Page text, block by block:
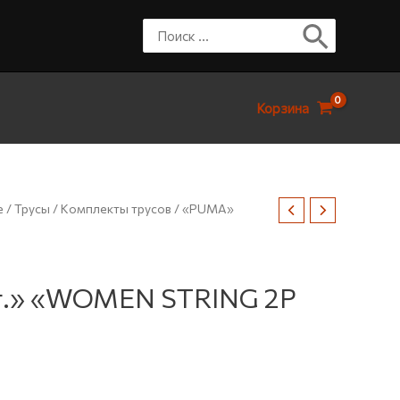
Корзина
/Трусы /Комплекты трусов / «PUMA»
«WOMEN STRING 2P